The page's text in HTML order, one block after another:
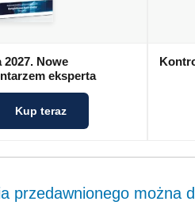
Nowe
eksperta
Kup teraz
przedawnionego można